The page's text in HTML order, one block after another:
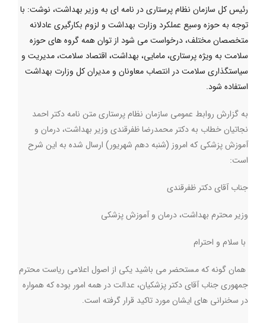
رئیس کل سازمان نظام پرستاری در نامه ای به وزیر بهداشت، نوشت: با
توجه به حوزه وسیع عملکرد وزارت بهداشت و لزوم بکارگیری عادلانه
متخصصان مختلف، درخواست می شود از توان همه گروه های حوزه
سلامت به ویژه پرستاری، مامایی، بهداشت، اقتصاد سلامت، مدیریت و
سیاستگذاری سلامت در انتصاب معاونان و مدیران کل وزارت بهداشت
استفاده شود.
به گزارش روابط عمومی سازمان نظام پرستاری متن نامه دکتر احمد
نجاتیان خطاب به دکتر محمدرضا ظفرقندی وزیر بهداشت، درمان و
آموزش پزشکی که امروز (شنبه دهم شهریور) ارسال شده به این شرح
است:
جناب آقای دکتر ظفرقندی
وزیر محترم بهداشت، درمان و آموزش پزشکی
با سلام و احترام
همان گونه که مستحضر می باشید یکی از اصول اعلامی ریاست محترم
جمهوری جناب آقای دکتر پزشکیان، عدالت در همه امور بوده که همواره
در سخنرانی های ایشان مورد تاکید قرار گرفته است.